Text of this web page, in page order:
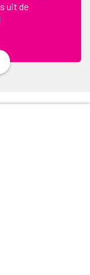
uit de